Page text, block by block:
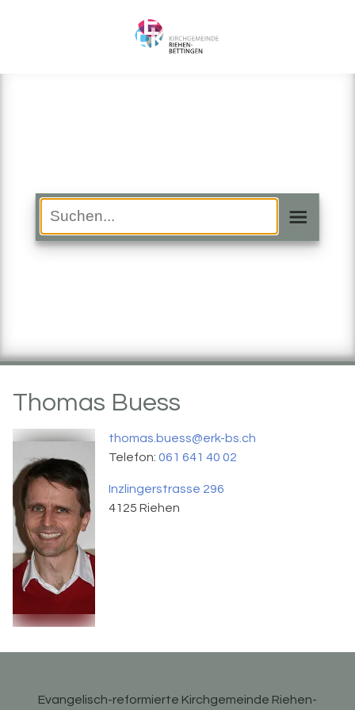
Thomas Buess
thomas.buess@erk-bs.ch
Telefon: 061 641 40 02
Inzlingerstrasse 296
4125 Riehen
Evangelisch-reformierte Kirchgemeinde Riehen-